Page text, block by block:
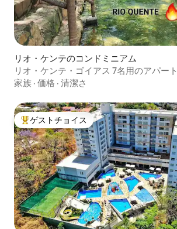
リオ・ケンテのコンドミニアム
リオ・ケンテ・ゴイアス 7
家族 · 価格 · 清潔さ
大好評のゲストチョイスです。
ゲストチョイス